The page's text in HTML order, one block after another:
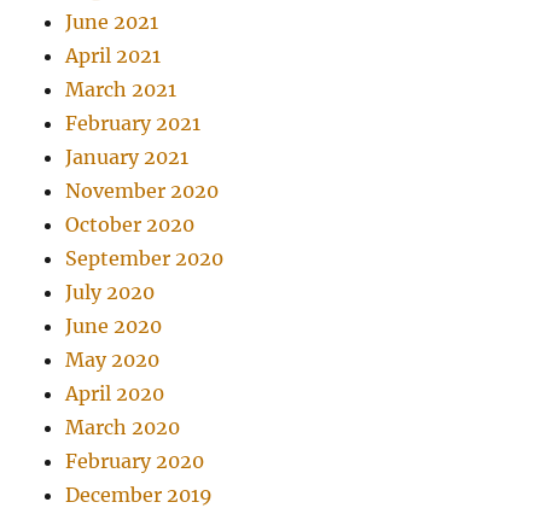
June 2021
April 2021
March 2021
February 2021
January 2021
November 2020
October 2020
September 2020
July 2020
June 2020
May 2020
April 2020
March 2020
February 2020
December 2019